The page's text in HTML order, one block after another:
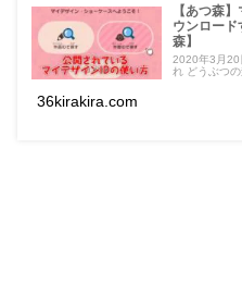
【あつ森
ウンロー
森】
2020年3月20
れ どうぶつ
36kirakira.com